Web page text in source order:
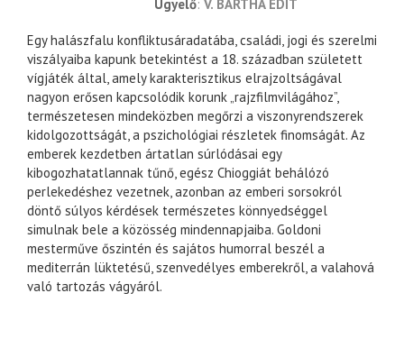
ügyelő V. BARTHA EDIT
Egy halászfalu konfliktusáradatába, családi, jogi és szerelmi
viszályaiba kapunk betekintést a 18. században született
vígjáték által, amely karakterisztikus elrajzoltságával
nagyon erősen kapcsolódik korunk „rajzfilmvilágához”,
természetesen mindeközben megőrzi a viszonyrendszerek
kidolgozottságát, a pszichológiai részletek finomságát. Az
emberek kezdetben ártatlan súrlódásai egy
kibogozhatatlannak tűnő, egész Chioggiát behálózó
perlekedéshez vezetnek, azonban az emberi sorsokról
döntő súlyos kérdések természetes könnyedséggel
simulnak bele a közösség mindennapjaiba. Goldoni
mesterműve őszintén és sajátos humorral beszél a
mediterrán lüktetésű, szenvedélyes emberekről, a valahová
való tartozás vágyáról.